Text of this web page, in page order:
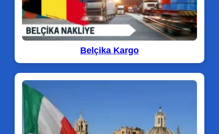
Belçika Kargo